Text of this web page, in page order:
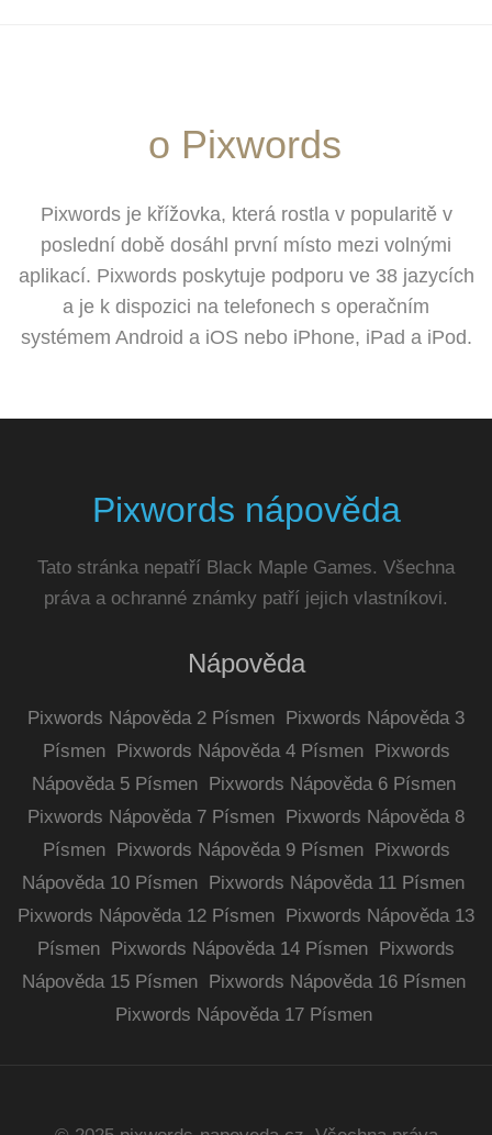
o Pixwords
Pixwords je křížovka, která rostla v popularitě v
poslední době dosáhl první místo mezi volnými
aplikací. Pixwords poskytuje podporu ve 38 jazycích
a je k dispozici na telefonech s operačním
systémem Android a iOS nebo iPhone, iPad a iPod.
Pixwords nápověda
Tato stránka nepatří Black Maple Games. Všechna
práva a ochranné známky patří jejich vlastníkovi.
Nápověda
Pixwords Nápověda 2 Písmen Pixwords Nápověda 3
Písmen
Pixwords Nápověda 4 Písmen
Pixwords
Nápověda 5 Písmen
Pixwords Nápověda 6 Písmen
Pixwords Nápověda 7 Písmen Pixwords Nápověda 8
Písmen
Pixwords Nápověda 9 Písmen
Pixwords
Nápověda 10 Písmen Pixwords Nápověda 11 Písmen
Pixwords Nápověda 12 Písmen Pixwords Nápověda 13
Písmen Pixwords Nápověda 14 Písmen Pixwords
Nápověda 15 Písmen
Pixwords Nápověda 16 Písmen
Pixwords Nápověda 17 Písmen